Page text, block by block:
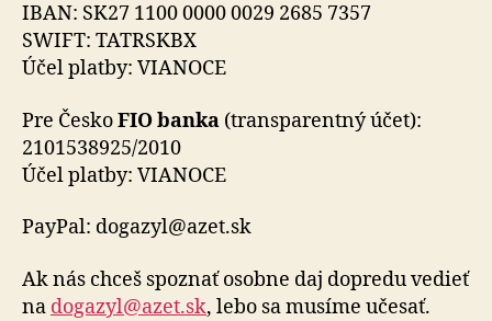
IBAN: SK27 1100 0000 0029 2685 7357
SWIFT: TATRSKBX
Účel platby: VIANOCE
Pre ČeskoFIO banka (transparentný účet):
2101538925/2010
Účel platby: VIANOCE
PayPal: dogazyl@azet.sk
Ak nás chceš spoznať osobne daj dopredu vedieť
na dogazyl@azet.sk, lebo sa musíme učesať.